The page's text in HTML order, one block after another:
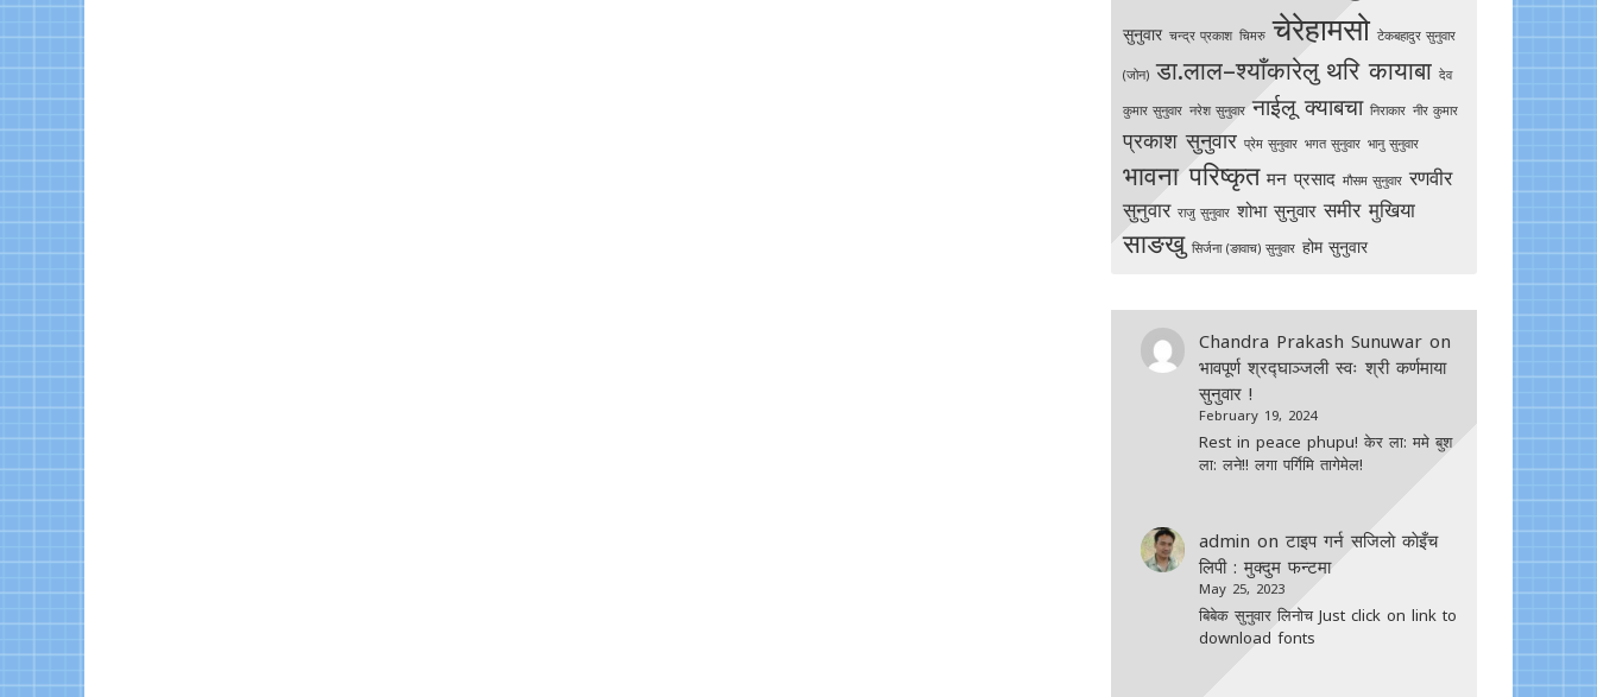
सुनुवार चन्द्र प्रकाश चिमरु चेरेहामसो टेकबहादुर सुनुवार
(जोन) डा.लाल–श्याँकारेलु थरि कायाबा देव
कुमार सुनुवार नरेश सुनुवार नाईलू क्याबचा निराकार नीर कुमार
प्रकाश सुनुवार प्रेम सुनुवार भगत सुनुवार भानु सुनुवार
भावना परिष्कृत मन प्रसाद मौसम सुनुवार रणवीर
सुनुवार राजु सुनुवार शोभा सुनुवार समीर मुखिया
साङखु सिर्जना (ङावाच) सुनुवार होम सुनुवार
Chandra Prakash Sunuwaron
भावपूर्ण श्रद्घाञ्जली स्वः श्री कर्णमाया
सुनुवार !
February 19, 2024
Rest in peace phupu! केर ला: ममे बुश
ला: लने!! लगा पर्गिमि तागेमेल!
admin onटाइप गर्न सजिलाे काेइँच
लिपी : मुक्दुम फन्टमा
May 25, 2023
बिबेक सुनुवार लिनोच Just click on link to
download fonts